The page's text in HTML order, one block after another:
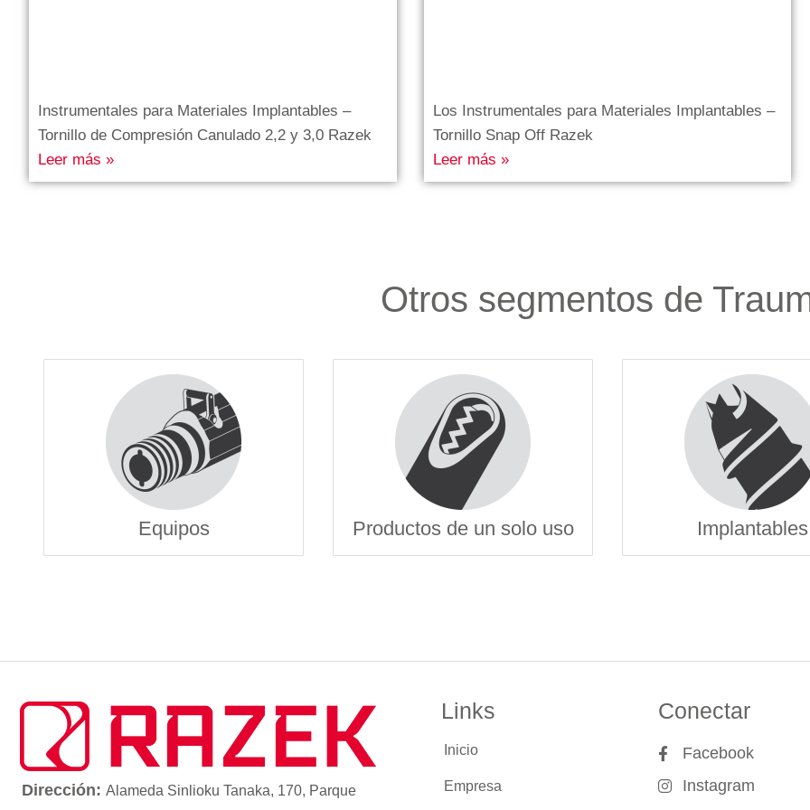
Instrumentales para Materiales Implantables –
Tornillo de Compresión Canulado 2,2 y 3,0 Razek
Leer más »
Los Instrumentales para Materiales Implantables –
Tornillo Snap Off Razek
Leer más »
Otros segmentos de
Equipos Productos de un solo uso Implantables
Dirección: Alameda Sinlioku Tanaka, 170, Parque
Links
Inicio
Empresa
Conectar
Facebook
Instagram